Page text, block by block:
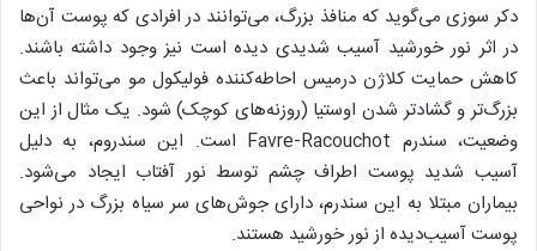
دکر سوزی می‌گوید که منافذ بزرگ، می‌توانند در افرادی که پوست آن‌ها
در اثر نور خورشید آسیب شدیدی دیده است نیز وجود داشته باشند.
کاهش حمایت کلاژن درمیس احاطه‌کننده فولیکول مو می‌تواند باعث
بزرگ‌تر و گشادتر شدن اوستیا (روزنه‌های کوچک) شود. یک مثال از این
وضعیت، سندرم Favre-Racouchot است. این سندروم، به دلیل
آسیب شدید پوست اطراف چشم توسط نور آفتاب ایجاد می‌شود.
بیماران مبتلا به این سندرم، دارای جوش‌های سر سیاه بزرگ در نواحی
پوست آسیب‌دیده از نور خورشید هستند.